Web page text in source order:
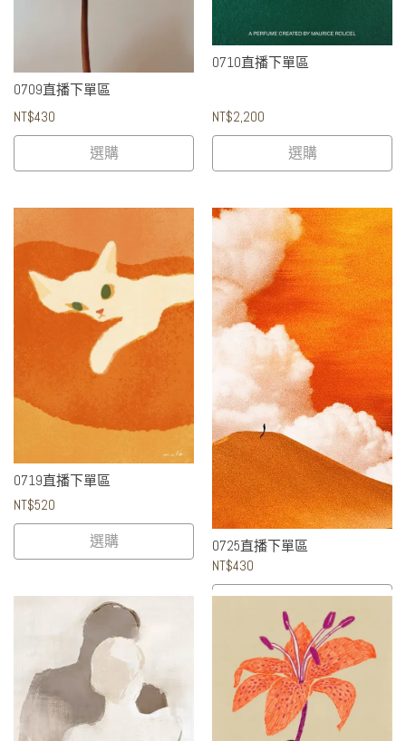
0709直播下單區
NT$430
選購
0710直播下單區
NT$2,200
選購
0719直播下單區
NT$520
選購
0725直播下單區
NT$430
選購